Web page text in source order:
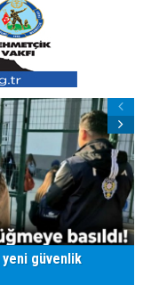
yeni güvenlik